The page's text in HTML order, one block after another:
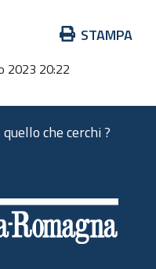
STAMPA
2023 20:22
che cerchi ?